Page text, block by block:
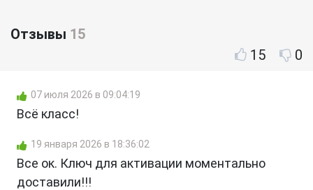
Отзывы 15
15
0
07 июля 2026 в 09:04:19
Всё класс!
19 января 2026 в 18:36:02
Все ок. Ключ для активации моментально
доставили!!!